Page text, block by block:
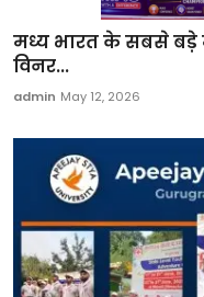
मध्य भारत के सबसे
विनर...
admin May 12, 2026